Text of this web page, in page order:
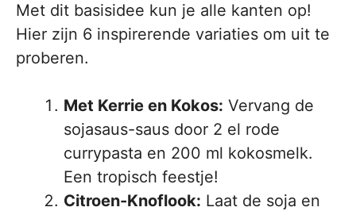
Met dit basisidee kun je alle kanten op!
Hier zijn 6 inspirerende variaties om uit te
proberen.
Met Kerrie en Kokos: Vervang de
sojasaus-saus door 2 el rode
currypasta en 200 ml kokosmelk.
Een tropisch feestje!
Citroen-Knoflook: Laat de soja en